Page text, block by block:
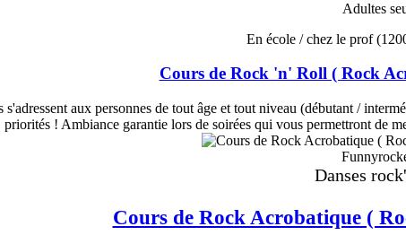
Adultes
En école / chez le prof
Cours de Rock 'n' Roll ( Rock
aux personnes de tout âge et tout niveau (débutant /
priorités ! Ambiance garantie lors de soirées qui vous permettront de
Danses
Cours de Rock Acrobatique (